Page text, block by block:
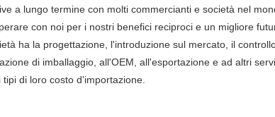
a lungo termine con molti commercianti e società nel
con noi per i nostri benefici reciproci e un migliore
ha la progettazione, l'introduzione sul mercato, il
di imballaggio, all'OEM, all'esportazione e ad altri
di loro costo d'importazione.